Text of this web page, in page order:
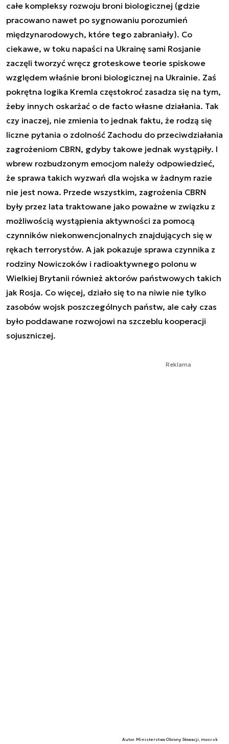
całe kompleksy rozwoju broni biologicznej (gdzie
pracowano nawet po sygnowaniu porozumień
międzynarodowych, które tego zabraniały). Co
ciekawe, w toku napaści na Ukrainę sami Rosjanie
zaczęli tworzyć wręcz groteskowe teorie spiskowe
względem właśnie broni biologicznej na Ukrainie. Zaś
pokrętna logika Kremla częstokroć zasadza się na tym,
żeby innych oskarżać o de facto własne działania. Tak
czy inaczej, nie zmienia to jednak faktu, że rodzą się
liczne pytania o zdolność Zachodu do przeciwdziałania
zagrożeniom CBRN, gdyby takowe jednak wystąpiły. I
wbrew rozbudzonym emocjom należy odpowiedzieć,
że sprawa takich wyzwań dla wojska w żadnym razie
nie jest nowa. Przede wszystkim, zagrożenia CBRN
były przez lata traktowane jako poważne w związku z
możliwością wystąpienia aktywności za pomocą
czynników niekonwencjonalnych znajdujących się w
rękach terrorystów. A jak pokazuje sprawa czynnika z
rodziny Nowiczoków i radioaktywnego polonu w
Wielkiej Brytanii również aktorów państwowych takich
jak Rosja. Co więcej, działo się to na niwie nie tylko
zasobów wojsk poszczególnych państw, ale cały czas
było poddawane rozwojowi na szczeblu kooperacji
sojuszniczej.
Reklama
Autor. Ministerstwo Obrony Słowacji, mosr.sk